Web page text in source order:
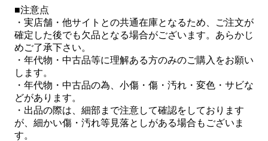
■注意点
・実店舗・他サイトとの共通在庫となるため、ご注文が
確定した後でも欠品となる場合がございます。あらかじ
めご了承下さい。
・年代物・中古品等に理解ある方のみのご購入をお願い
します。
・年代物・中古品の為、小傷・傷・汚れ・変色・サビな
どがあります。
・出品の際は、細部まで注意して確認をしております
が、細かい傷・汚れ等見落としがある場合もございま
す。